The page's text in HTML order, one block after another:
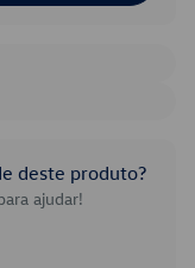
deste produto?
ajudar!